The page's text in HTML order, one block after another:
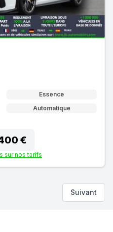
Essence
Automatique
€
sur nos tarifs
Suivant